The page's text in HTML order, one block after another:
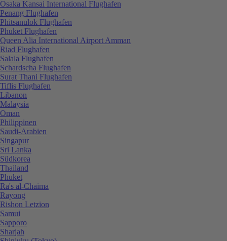
Osaka Kansai International Flughafen
Penang Flughafen
Phitsanulok Flughafen
Phuket Flughafen
Queen Alia International Airport Amman
Riad Flughafen
Salala Flughafen
Schardscha Flughafen
Surat Thani Flughafen
Tiflis Flughafen
Libanon
Malaysia
Oman
Philippinen
Saudi-Arabien
Singapur
Sri Lanka
Südkorea
Thailand
Phuket
Ra's al-Chaima
Rayong
Rishon Letzion
Samui
Sapporo
Sharjah